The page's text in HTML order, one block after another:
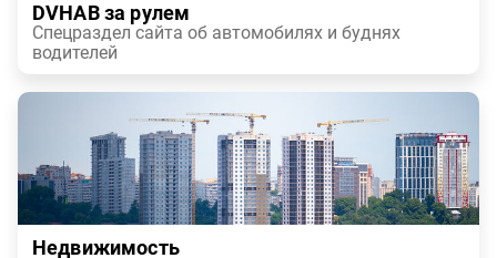
DVHAB за рулем
Спецраздел сайта об автомобилях и буднях
водителей
Недвижимость